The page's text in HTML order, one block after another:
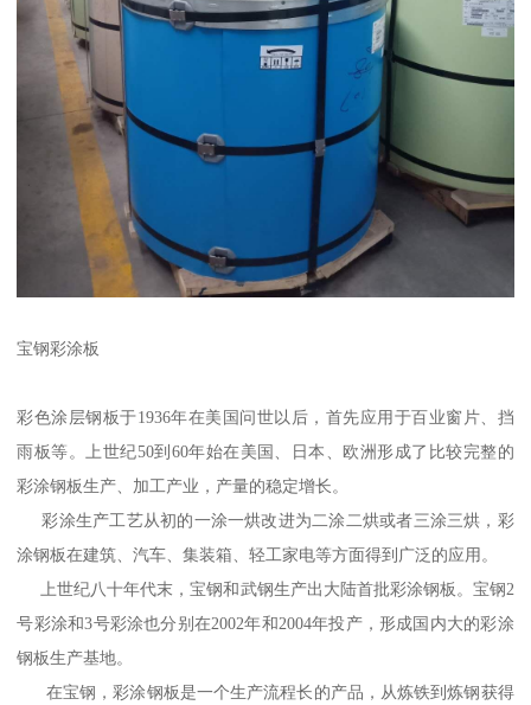
宝钢彩涂板
彩色涂层钢板于1936年在美国问世以后，首先应用于百业窗片、挡
雨板等。上世纪50到60年始在美国、日本、欧洲形成了比较完整的
彩涂钢板生产、加工产业，产量的稳定增长。
彩涂生产工艺从初的一涂一烘改进为二涂二烘或者三涂三烘，彩
涂钢板在建筑、汽车、集装箱、轻工家电等方面得到广泛的应用。
上世纪八十年代末，宝钢和武钢生产出大陆首批彩涂钢板。宝钢2
号彩涂和3号彩涂也分别在2002年和2004年投产，形成国内大的彩涂
钢板生产基地。
在宝钢，彩涂钢板是一个生产流程长的产品，从炼铁到炼钢获得